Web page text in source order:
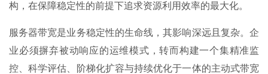
构，在保障稳定性的前提下追求资源利用效率的最大化。
服务器带宽是业务稳定性的生命线，其影响深远且复杂。企
业必须摒弃被动响应的运维模式，转而构建一个集精准监
控、科学评估、阶梯化扩容与持续优化于一体的主动式带宽